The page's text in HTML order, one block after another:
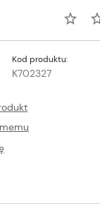
Kod produktu:
K702327